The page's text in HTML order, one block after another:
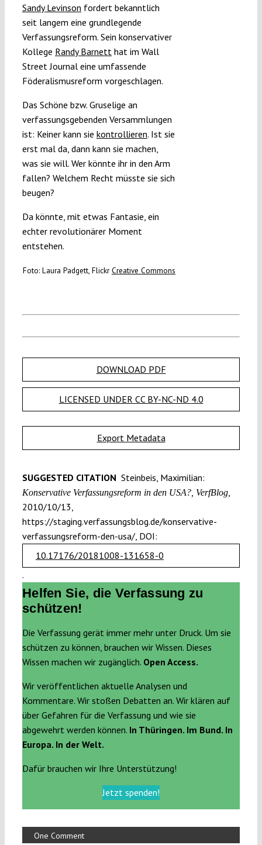
Sandy Levinson fordert bekanntlich
seit langem eine grundlegende
Verfassungsreform. Sein konservativer
Kollege Randy Barnett hat im Wall
Street Journal eine umfassende
Föderalismusreform vorgeschlagen.
Das Schöne bzw. Gruselige an
verfassungsgebenden Versammlungen
ist: Keiner kann sie kontrollieren. Ist sie
erst mal da, dann kann sie machen,
was sie will. Wer könnte ihr in den Arm
fallen? Welchem Recht müsste sie sich
beugen?
Da könnte, mit etwas Fantasie, ein
echter revolutionärer Moment
entstehen.
Foto: Laura Padgett, FlickrCreative Commons
DOWNLOAD PDF
LICENSED UNDER CC BY-NC-ND 4.0
Export Metadata
SUGGESTED CITATION Steinbeis, Maximilian:
Konservative Verfassungsreform in den USA?, VerfBlog,
2010/10/13,
https://staging.verfassungsblog.de/konservative-
verfassungsreform-den-usa/, DOI:
10.17176/20181008-131658-0
.
Helfen Sie, die Verfassung zu
schützen!
Die Verfassung gerät immer mehr unter Druck. Um sie
schützen zu können, brauchen wir Wissen. Dieses
Wissen machen wir zugänglich. Open Access.
Wir veröffentlichen aktuelle Analysen und
Kommentare. Wir stoßen Debatten an. Wir klären auf
über Gefahren für die Verfassung und wie sie
abgewehrt werden können. In Thüringen. Im Bund. In
Europa. In der Welt.
Dafür brauchen wir Ihre Unterstützung!
Jetzt spenden!
One Comment